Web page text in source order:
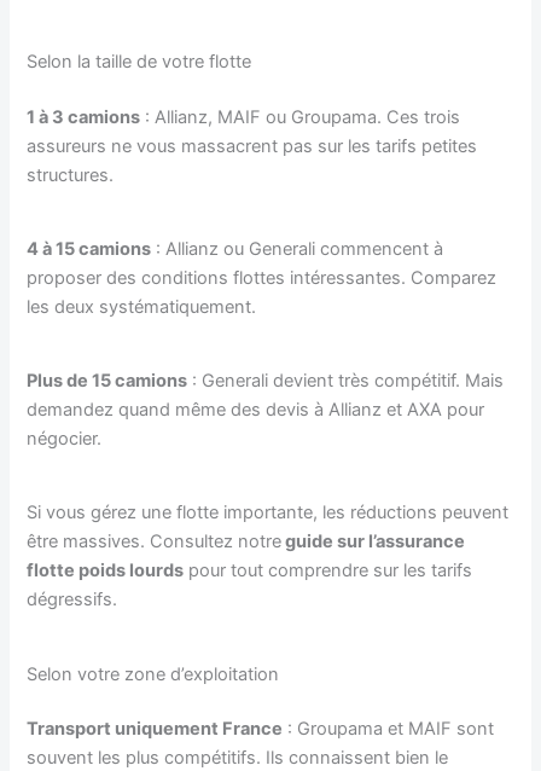
Selon la taille de votre flotte
1 à 3 camions : Allianz, MAIF ou Groupama. Ces trois
assureurs ne vous massacrent pas sur les tarifs petites
structures.
4 à 15 camions : Allianz ou Generali commencent à
proposer des conditions flottes intéressantes. Comparez
les deux systématiquement.
Plus de 15 camions : Generali devient très compétitif. Mais
demandez quand même des devis à Allianz et AXA pour
négocier.
Si vous gérez une flotte importante, les réductions peuvent
être massives. Consultez notreguide sur l’assurance
flotte poids lourds pour tout comprendre sur les tarifs
dégressifs.
Selon votre zone d’exploitation
Transport uniquement France : Groupama et MAIF sont
souvent les plus compétitifs. Ils connaissent bien le